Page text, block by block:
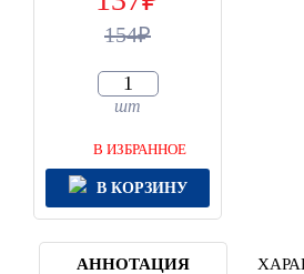
154
шт
В ИЗБРАННОЕ
В КОРЗИНУ
АННОТАЦИЯ